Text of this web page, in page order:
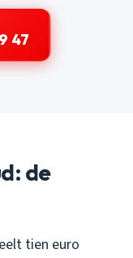
47
de
tien euro